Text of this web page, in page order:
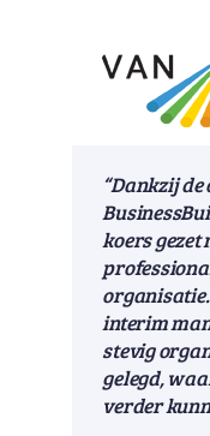
“Dankzij
koers gezet
interim
stevig
gelegd,
verder